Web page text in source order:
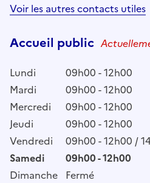
Voir les autres contacts utiles
Accueil public
Lundi
09h00 - 12h00
Mardi
09h00 - 12h00
Mercredi
09h00 - 12h00
Jeudi
09h00 - 12h00
Vendredi
09h00 - 12h00 /
Samedi
09h00 - 12h00
Dimanche Fermé